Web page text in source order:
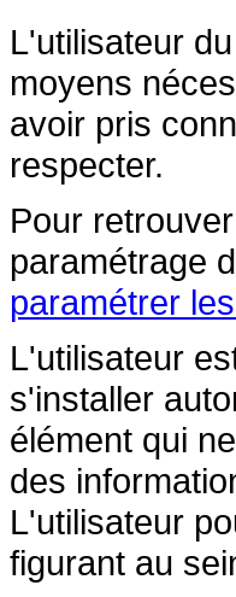
L'utilisateur
moyens
avoir pris
respecter.
Pour
paramétrage
paramétrer
L'utilisateur
s'installer
élément qui
des
L'utilisateur
figurant au